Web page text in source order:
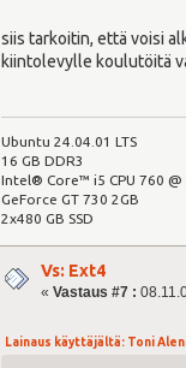
siis tarkoitin, että voisi
kiintolevylle koulutöitä
Ubuntu 24.04.01 LTS
16 GB DDR3
Intel® Core™ i5 CPU 760 @
GeForce GT 730 2GB
2x480 GB SSD
Vs: Ext4
«Vastaus #7 :
Lainaus käyttäjältä: Toni